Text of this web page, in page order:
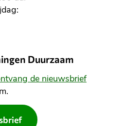
Duurzaam
de nieuwsbrief